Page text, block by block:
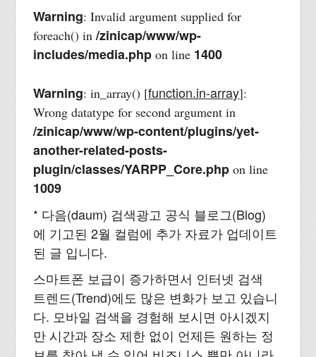
Warning: Invalid argument supplied for
foreach() in/zinicap/www/wp-
includes/media.php on line 1400
Warning: in_array() [function.in-array]:
Wrong datatype for second argument in
/zinicap/www/wp-content/plugins/yet-
another-related-posts-
plugin/classes/YARPP_Core.php on line
1009
* 다음(daum) 검색광고 공식 블로그(Blog)
에 기고된 2월 컬럼에 추가 자료가 업데이트
된 글 입니다.
스마트폰 보급이 증가하면서 인터넷 검색
트렌드(Trend)에도 많은 변화가 보고 있습니
다. 모바일 검색을 경험해 보시면 아시겠지
만 시간과 장소 제한 없이 언제든 원하는 정